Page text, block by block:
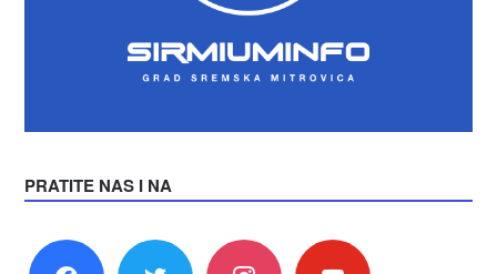
PRATITE NAS I NA
facebook twitter instagram youtube